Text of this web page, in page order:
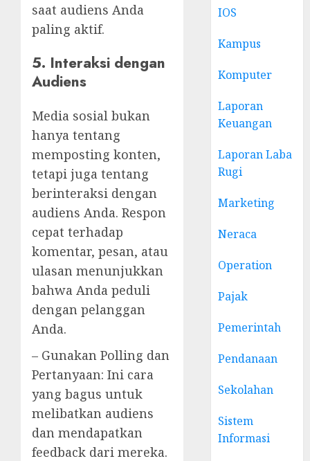
saat audiens Anda
paling aktif.
5. Interaksi dengan
Audiens
Media sosial bukan
hanya tentang
memposting konten,
tetapi juga tentang
berinteraksi dengan
audiens Anda. Respon
cepat terhadap
komentar, pesan, atau
ulasan menunjukkan
bahwa Anda peduli
dengan pelanggan
Anda.
– Gunakan Polling dan
Pertanyaan: Ini cara
yang bagus untuk
melibatkan audiens
dan mendapatkan
feedback dari mereka.
IOS
Kampus
Komputer
Laporan
Keuangan
Laporan Laba
Rugi
Marketing
Neraca
Operation
Pajak
Pemerintah
Pendanaan
Sekolahan
Sistem
Informasi